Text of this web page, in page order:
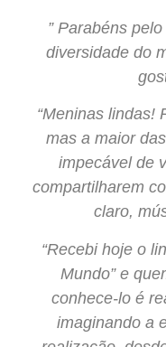
” Parabéns
diversidade do
“Meninas lindas!
mas a maior
impecável de
compartilharem
claro,
“Recebi hoje o
Mundo” e
conhece-lo é
imaginando a
realização,